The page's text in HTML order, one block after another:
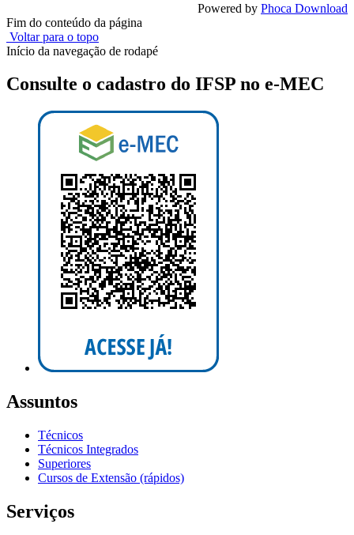
Powered by Phoca Download
Fim do conteúdo da página
Voltar para o topo
Início da navegação de rodapé
Consulte o cadastro do IFSP no e-MEC
Assuntos
Técnicos
Técnicos Integrados
Superiores
Cursos de Extensão (rápidos)
Serviços